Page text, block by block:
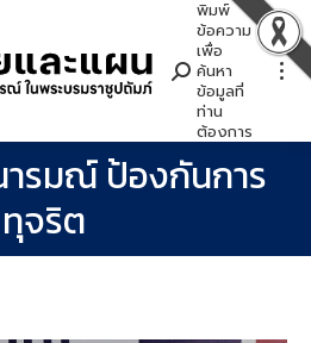
Search:
พิมพ์
ข้อความ
เพื่อ
ค้นหา
ข้อมูลที่
ท่าน
ต้องการ
ารมณ์ ป้องกันการ
ทุจริต